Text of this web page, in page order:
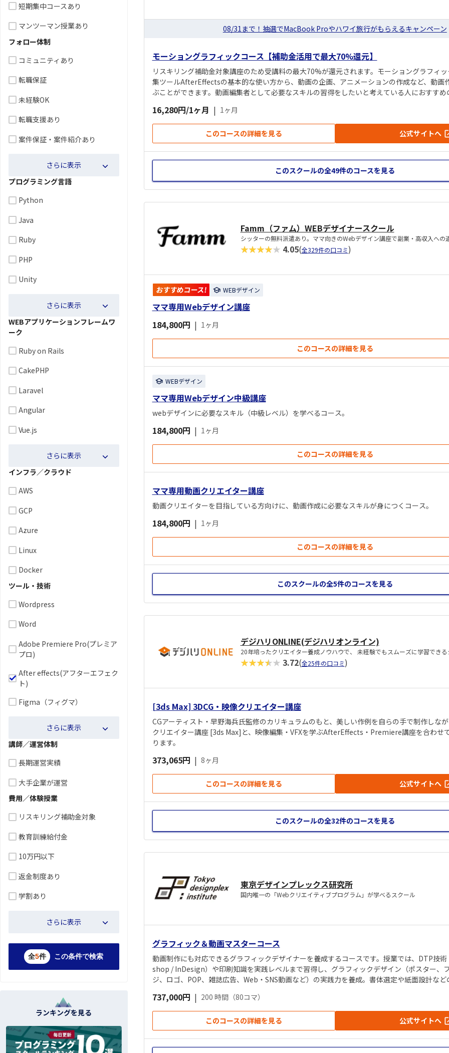
短期集中コースあり
マンツーマン授業あり
フォロー体制
コミュニティあり
転職保証
未経験OK
転職支援あり
案件保証・案件紹介あり
さらに表示
プログラミング言語
Python
Java
Ruby
PHP
Unity
さらに表示
WEBアプリケーションフレームワ
ーク
Ruby on Rails
CakePHP
Laravel
Angular
Vue.js
さらに表示
インフラ／クラウド
AWS
GCP
Azure
Linux
Docker
ツール・技術
Wordpress
Word
Adobe Premiere Pro(プレミア
プロ)
After effects(アフターエフェク
ト)
Figma（フィグマ）
さらに表示
講師／運営体制
長期運営実績
大手企業が運営
費用／体験授業
リスキリング補助金対象
教育訓練給付金
10万円以下
返金制度あり
学割あり
さらに表示
全5件 この条件で検索
ランキングを見る
08/31まで！抽選でMacBook Proやハワイ旅行がもらえるキャンペーン
モーショングラフィックコース【補助金活用で最大70%還元】
リスキリング補助金対象講座のため受講料の最大70%が還元されます。モーショングラフィ
集ツールAfterEffectsの基本的な使い方から、動画の企画、アニメーションの作成など、動画
ぶことができます。動画編集者として必要なスキルの習得をしたいと考えている人におすすめ
16,280円/1ヶ月 | 1ヶ月
このコースの詳細を見る 公式サイトへ
このスクールの全49件のコースを見る
Famm（ファム）WEBデザイナースクール
シッターの無料派遣あり。ママ向きのWebデザイン講座で副業・高収入への
★★★★★ 4.05(全329件の口コミ)
おすすめコース! WEBデザイン
ママ専用Webデザイン講座
184,800円 | 1ヶ月
このコースの詳細を見る
WEBデザイン
ママ専用Webデザイン中級講座
webデザインに必要なスキル（中級レベル）を学べるコース。
184,800円 | 1ヶ月
このコースの詳細を見る
ママ専用動画クリエイター講座
動画クリエイターを目指している方向けに、動画作成に必要なスキルが身につくコース。
184,800円 | 1ヶ月
このコースの詳細を見る
このスクールの全5件のコースを見る
デジハリONLINE(デジハリオンライン)
20年培ったクリエイター養成ノウハウで、 未経験でもスムーズに学習でき
★★★★★ 3.72(全25件の口コミ)
[3ds Max] 3DCG・映像クリエイター講座
CGアーティスト・早野海兵氏監修のカリキュラムのもと、美しい作例を自らの手で制作しな
クリエイター講座 [3ds Max]と、映像編集・VFXを学ぶAfterEffects・Premiere講座を合わせ
ります。
373,065円 | 8ヶ月
このコースの詳細を見る 公式サイトへ
このスクールの全32件のコースを見る
東京デザインプレックス研究所
国内唯一の「Webクリエイティブプログラム」が学べるスクール
グラフィック＆動画マスターコース
動画制作にも対応できるグラフィックデザイナーを養成するコースです。授業では、DTP
shop / InDesign）や印刷知識を実践レベルまで習得し、グラフィックデザイン（ポスター、
ジ、ロゴ、POP、雑誌広告、Web・SNS動画など）の実践力を養成。書体選定や紙面設計な
ど）、動画企画・演出を実践形式で学びます。さらに2年間「プレックスプログラム」を無料
ます。
737,000円 | 200 時間（80コマ）
このコースの詳細を見る 公式サイトへ